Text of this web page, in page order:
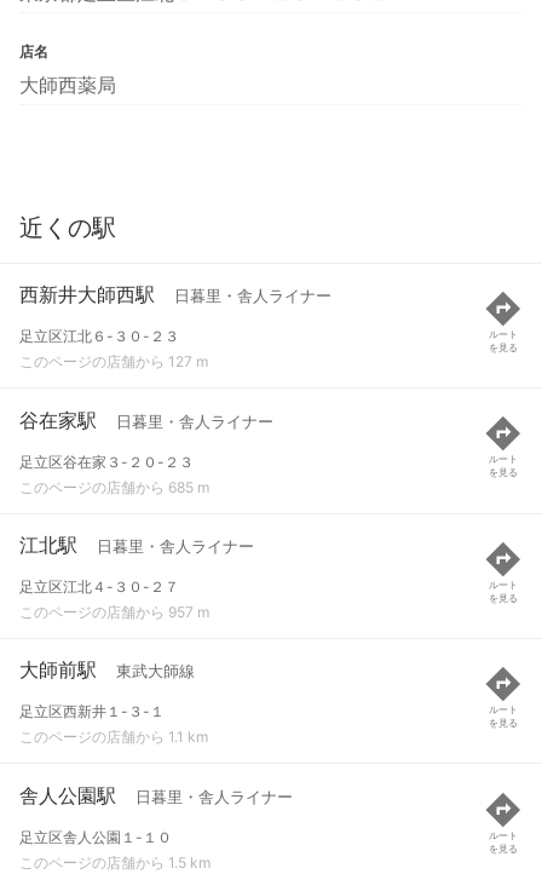
店名
大師西薬局
近くの駅
西新井大師西駅 日暮里・舎人ライナー
足立区江北６-３０-２３
このページの店舗から 127 m
ルート
を見る
谷在家駅 日暮里・舎人ライナー
足立区谷在家３-２０-２３
このページの店舗から 685 m
ルート
を見る
江北駅 日暮里・舎人ライナー
足立区江北４-３０-２７
このページの店舗から 957 m
ルート
を見る
大師前駅 東武大師線
足立区西新井１-３-１
このページの店舗から 1.1 km
ルート
を見る
舎人公園駅 日暮里・舎人ライナー
足立区舎人公園１-１０
このページの店舗から 1.5 km
ルート
を見る